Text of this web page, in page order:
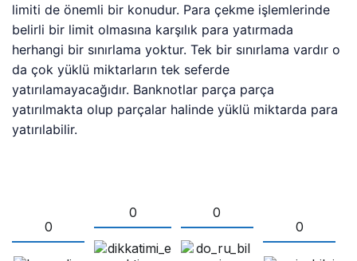
limiti de önemli bir konudur. Para çekme işlemlerinde
belirli bir limit olmasına karşılık para yatırmada
herhangi bir sınırlama yoktur. Tek bir sınırlama vardır o
da çok yüklü miktarların tek seferde
yatırılamayacağıdır. Banknotlar parça parça
yatırılmakta olup parçalar halinde yüklü miktarda para
yatırılabilir.
0
0
0
0